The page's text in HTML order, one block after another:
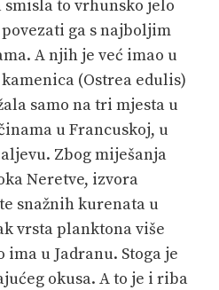
to vrhunsko jelo
ga s najboljim
A njih je već imao u
(Ostrea edulis)
samo na tri mjesta u
u Francuskoj, u
Zbog miješanja
Neretve, izvora
snažnih kurenata u
vrsta planktona više
u Jadranu. Stoga je
okusa. A to je i riba